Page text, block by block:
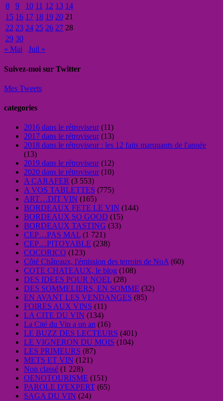
8
9 10 11 12 13 14
15 16 17 18 19 20 21
22 23 24 25 26 27 28
29 30
« Mai
Juil »
Suivez-moi sur Twitter
Mes Tweets
categories
2016 dans le rétroviseur(11)
2017 dans le rétroviseur(13)
2018 dans le rétroviseur : les 12 faits marquants de l'année
(13)
2019 dans le rétroviseur(12)
2020 dans le rétroviseur(10)
A CARAFER (3 553)
A VOS TABLETTES (775)
ART…DIT VIN (165)
BORDEAUX FETE LE VIN (144)
BORDEAUX SO GOOD (15)
BORDEAUX TASTING (33)
CEP…PAS MAL (1 721)
CEP…PITOYABLE (238)
COCORICO (123)
Côté Châteaux, l'émission des terroirs de NoA (60)
COTE CHATEAUX, le blog (108)
DES IDEES POUR NOEL (28)
DES SOMMELIERS, EN SOMME (32)
EN AVANT LES VENDANGES (85)
FOIRES AUX VINS (11)
LA CITE DU VIN (134)
La Cité du Vin a un an (16)
LE BUZZ DES LECTEURS (401)
LE VIGNERON DU MOIS (104)
LES PRIMEURS (87)
METS ET VIN (121)
Non classé (1 228)
OENOTOURISME (151)
PAROLE D'EXPERT (65)
SAGA DU VIN (24)